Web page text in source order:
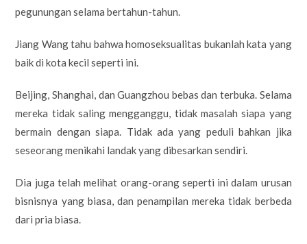
pegunungan selama bertahun-tahun.
Jiang Wang tahu bahwa homoseksualitas bukanlah kata yang
baik di kota kecil seperti ini.
Beijing, Shanghai, dan Guangzhou bebas dan terbuka. Selama
mereka tidak saling mengganggu, tidak masalah siapa yang
bermain dengan siapa. Tidak ada yang peduli bahkan jika
seseorang menikahi landak yang dibesarkan sendiri.
Dia juga telah melihat orang-orang seperti ini dalam urusan
bisnisnya yang biasa, dan penampilan mereka tidak berbeda
dari pria biasa.